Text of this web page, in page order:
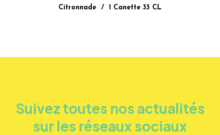
Citronnade / 1 Canette 33 CL
Suivez toutes nos actualités
sur les réseaux sociaux